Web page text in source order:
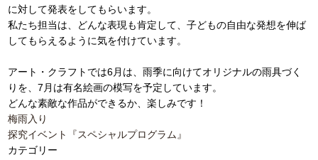
に対して発表をしてもらいます。
私たち担当は、どんな表現も肯定して、子どもの自由な発想を伸ば
してもらえるように気を付けています。
アート・クラフトでは6月は、雨季に向けてオリジナルの雨具づく
りを、7月は有名絵画の模写を予定しています。
どんな素敵な作品ができるか、楽しみです！
梅雨入り
探究イベント『スペシャルプログラム』
カテゴリー